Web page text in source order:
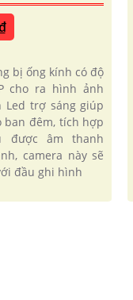
bị ống kính có độ
cho ra hình ảnh
trợ sáng giúp
ban đêm, tích hợp
được âm thanh
camera này sẽ
đầu ghi hình